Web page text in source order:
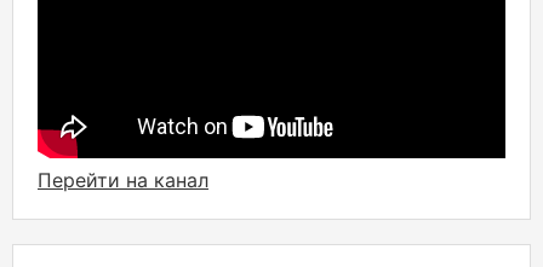
Перейти на канал